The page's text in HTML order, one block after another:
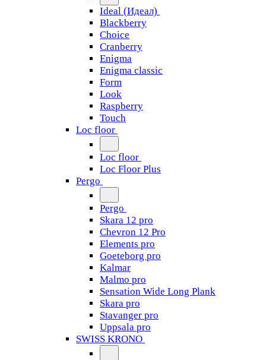
Ideal (Идеал)
Blackberry
Choice
Cranberry
Enigma
Enigma classic
Form
Look
Raspberry
Touch
Loc floor
Loc floor
Loc Floor Plus
Pergo
Pergo
Skara 12 pro
Chevron 12 Pro
Elements pro
Goeteborg pro
Kalmar
Malmo pro
Sensation Wide Long Plank
Skara pro
Stavanger pro
Uppsala pro
SWISS KRONO